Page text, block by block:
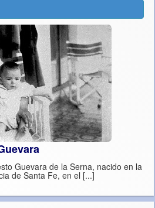
Guevara de la Serna, nacido en la
ciudad de Rosario, Provincia de Santa Fe, en el [...]